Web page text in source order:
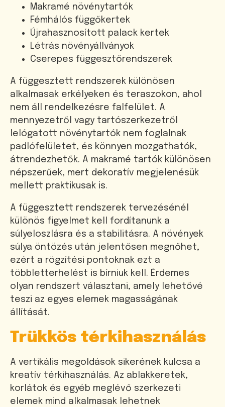
Makramé növénytartók
Fémhálós függőkertek
Újrahasznosított palack kertek
Létrás növényállványok
Cserepes függesztőrendszerek
A függesztett rendszerek különösen
alkalmasak erkélyeken és teraszokon, ahol
nem áll rendelkezésre falfelület. A
mennyezetről vagy tartószerkezetről
lelógatott növénytartók nem foglalnak
padlófelületet, és könnyen mozgathatók,
átrendezhetők. A makramé tartók különösen
népszerűek, mert dekoratív megjelenésük
mellett praktikusak is.
A függesztett rendszerek tervezésénél
különös figyelmet kell fordítanunk a
súlyeloszlásra és a stabilitásra. A növények
súlya öntözés után jelentősen megnőhet,
ezért a rögzítési pontoknak ezt a
többletterhelést is bírniuk kell. Érdemes
olyan rendszert választani, amely lehetővé
teszi az egyes elemek magasságának
állítását.
Trükkös térkihasználás
A vertikális megoldások sikerének kulcsa a
kreatív térkihasználás. Az ablakkeretek,
korlátok és egyéb meglévő szerkezeti
elemek mind alkalmasak lehetnek